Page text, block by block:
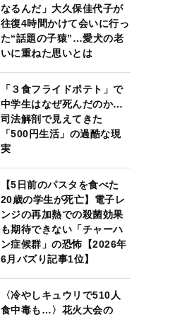
なるんだ」大久保佳代子が
往復4時間かけて会いに行っ
た“話題の子猿”…愛犬の老
いに重ねた思いとは
「３食フライドポテト」で
中学生はなぜ死んだのか…
司法解剖で見えてきた
「500円生活」の過酷な現
実
【5日前のパスタを食べた
20歳の学生が死亡】電子レ
ンジの再加熱での殺菌効果
も期待できない「チャーハ
ン症候群」の恐怖【2026年
6月バズり記事1位】
〈冷やしキュウリで510人
食中毒も…〉花火大会の